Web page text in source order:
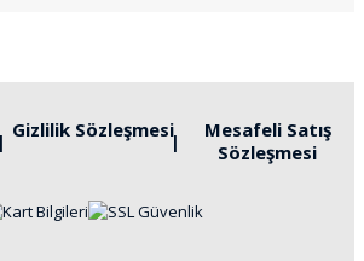
Gizlilik Sözleşmesi
Mesafeli Satış
Sözleşmesi